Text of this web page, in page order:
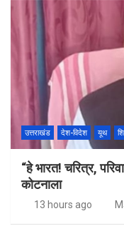
उत्तराखंड देश-विदेश यूथ
“हे भारत! चरित्र,
कोटनाला
13 hours ago